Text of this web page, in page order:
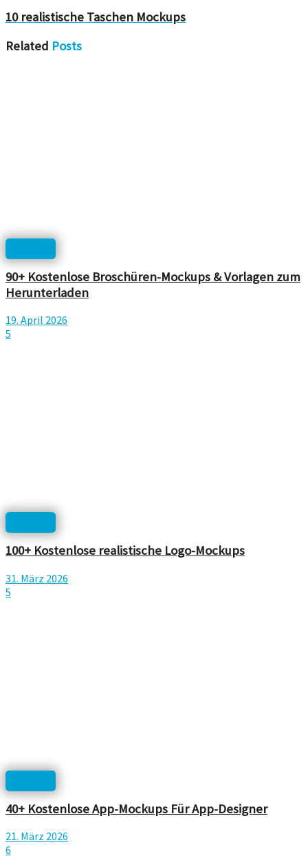
10 realistische Taschen Mockups
Related Posts
90+ Kostenlose Broschüren-Mockups & Vorlagen zum
Herunterladen
19. April 2026
5
100+ Kostenlose realistische Logo-Mockups
31. März 2026
5
40+ Kostenlose App-Mockups Für App-Designer
21. März 2026
6